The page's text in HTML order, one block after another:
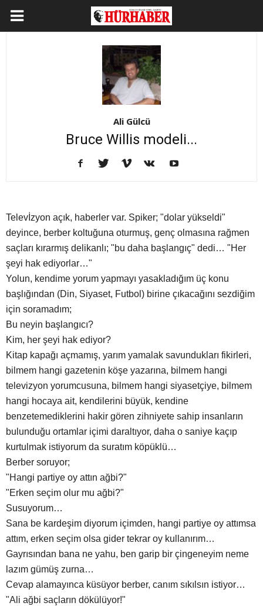
Ali Gülcü
Bruce Willis modeli...
Televİzyon açık, haberler var. Spiker; "dolar yükseldi"
deyince, berber koltuğuna oturmuş, genç olmasına rağmen
saçları kırarmış delikanlı; "bu daha başlangıç" dedi… "Her
şeyi hak ediyorlar…"
Yolun, kendime yorum yapmayı yasakladığım üç konu
başlığından (Din, Siyaset, Futbol) birine çıkacağını sezdiğim
için soramadım;
Bu neyin başlangıcı?
Kim, her şeyi hak ediyor?
Kitap kapağı açmamış, yarım yamalak savundukları fikirleri,
bilmem hangi gazetenin köşe yazarına, bilmem hangi
televizyon yorumcusuna, bilmem hangi siyasetçiye, bilmem
hangi hocaya ait, kendilerini büyük, kendine
benzetemediklerini hakir gören zihniyete sahip insanların
bulunduğu ortamlar içimi daraltıyor, daha o saniye kaçıp
kurtulmak istiyorum da suratım köpüklü…
Berber soruyor;
"Hangi partiye oy attın ağbi?"
"Erken seçim olur mu ağbi?"
Susuyorum…
Sana be kardeşim diyorum içimden, hangi partiye oy attımsa
attım, erken seçim olsa gider tekrar oy kullanırım…
Gayrısından bana ne yahu, ben garip bir çingeneyim neme
lazım gümüş zurna…
Cevap alamayınca küsüyor berber, canım sıkılsın istiyor…
"Ali ağbi saçların dökülüyor!"